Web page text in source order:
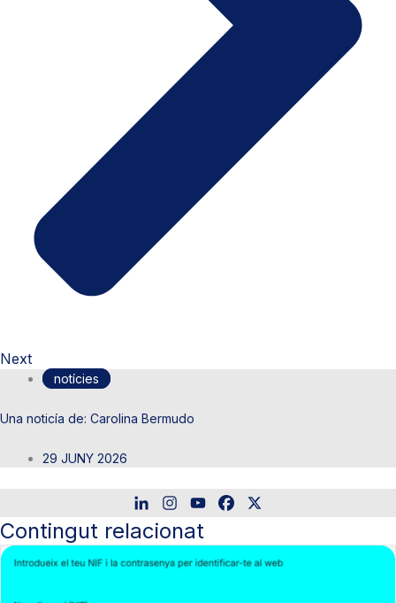
Next
notícies
Carolina Bermudo
29 JUNY 2026
Contingut relacionat